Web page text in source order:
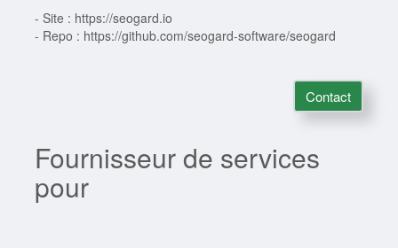
- Site : https://seogard.io
- Repo : https://github.com/seogard-software/seogard
Contact
Fournisseur de services
pour